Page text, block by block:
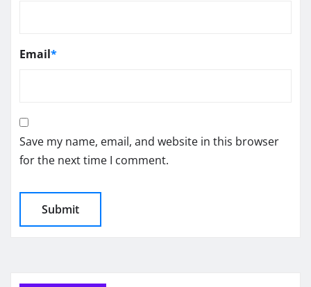
Email*
Save my name, email, and website in this browser
for the next time I comment.